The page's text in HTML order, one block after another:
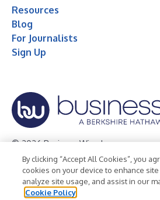
Resources
Blog
For Journalists
Sign Up
© 2026 Business Wire, Inc.
Privacy Policy Cookie Policy
Terms of Use
Legal
By clicking “Accept All Cookies”, you
cookies on your device to enhance site
analyze site usage, and assist in our
Cookie Policy